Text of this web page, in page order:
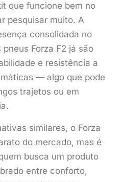
que funcione bem no
pesquisar muito. A
consolidada no
Forza F2 já são
e resistência a
— algo que pode
trajetos ou em
similares, o Forza
do mercado, mas é
busca um produto
entre conforto,